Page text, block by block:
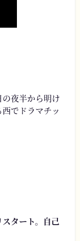
夜半から明け
でドラマチッ
スタート。自己